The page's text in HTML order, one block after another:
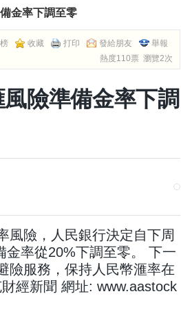
金率下調至零
收藏 打印 發給朋友 舉報
熱度110票 瀏覽2次
險準備金率下調
風險，人民銀行決定自下周
金率從20%下調至零。 下一
險服務，保持人民幣滙率在
經新聞 網址: www.aastock